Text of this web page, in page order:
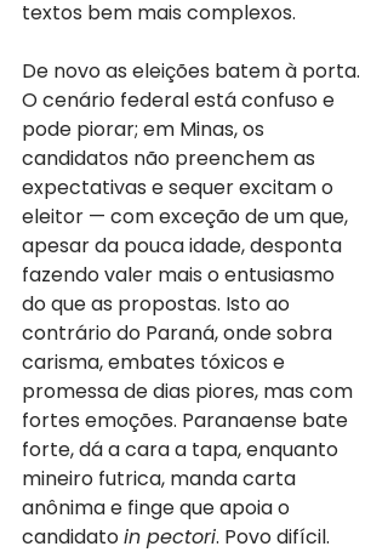
textos bem mais complexos.
De novo as eleições batem à porta.
O cenário federal está confuso e
pode piorar; em Minas, os
candidatos não preenchem as
expectativas e sequer excitam o
eleitor — com exceção de um que,
apesar da pouca idade, desponta
fazendo valer mais o entusiasmo
do que as propostas. Isto ao
contrário do Paraná, onde sobra
carisma, embates tóxicos e
promessa de dias piores, mas com
fortes emoções. Paranaense bate
forte, dá a cara a tapa, enquanto
mineiro futrica, manda carta
anônima e finge que apoia o
candidato in pectori. Povo difícil.